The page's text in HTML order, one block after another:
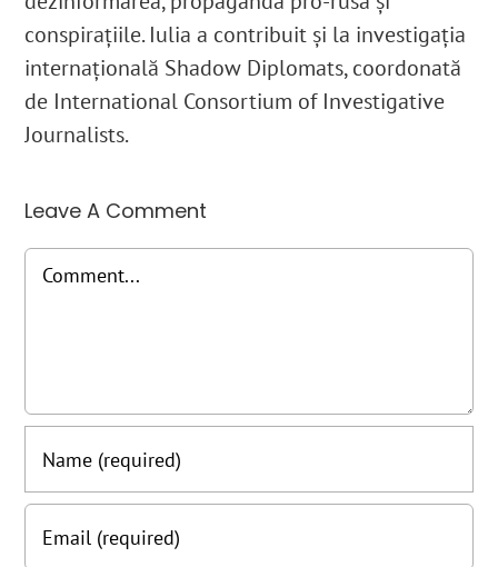
conspirațiile. Iulia a contribuit și la investigația
internațională Shadow Diplomats, coordonată
de International Consortium of Investigative
Journalists.
Leave A Comment
Comment